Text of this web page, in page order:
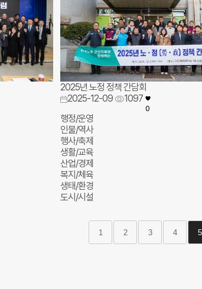
2025년 노정 정책 간담회
2025-12-09
1097
0
행정/운영
인물/역사
행사/축제
생활/교육
산업/경제
복지/체육
생태/환경
도시/시설
1 2 3 4 5